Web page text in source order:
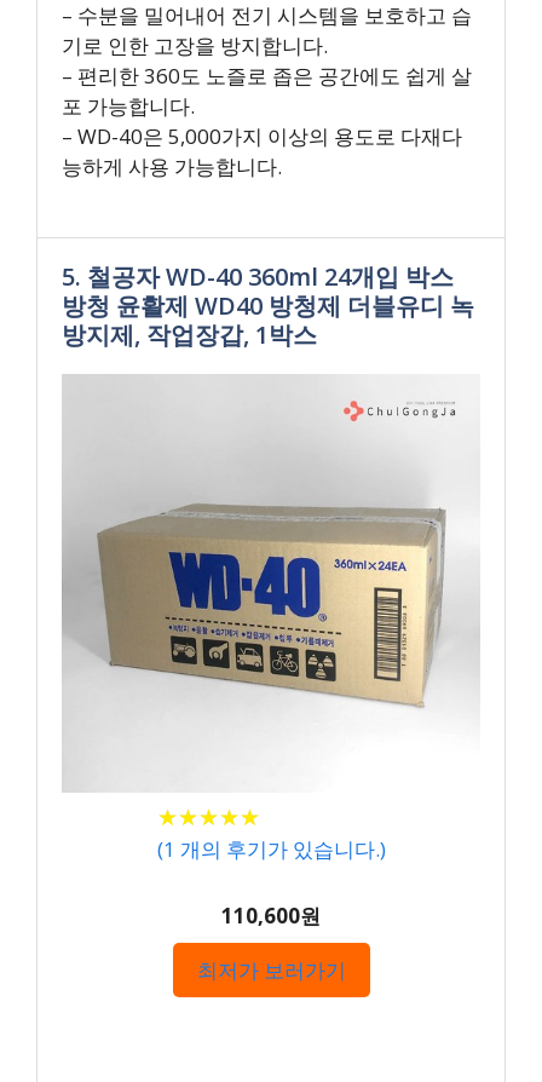
– 수분을 밀어내어 전기 시스템을 보호하고 습
기로 인한 고장을 방지합니다.
– 편리한 360도 노즐로 좁은 공간에도 쉽게 살
포 가능합니다.
– WD-40은 5,000가지 이상의 용도로 다재다
능하게 사용 가능합니다.
5. 철공자 WD-40 360ml 24개입 박스
방청 윤활제 WD40 방청제 더블유디 녹
방지제, 작업장갑, 1박스
★★★★★
★★★★★
(1 개의 후기가 있습니다.)
110,600원
최저가 보러가기